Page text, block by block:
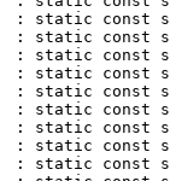
: static const
: static const
: static const
: static const
: static const
: static const
: static const
: static const
: static const